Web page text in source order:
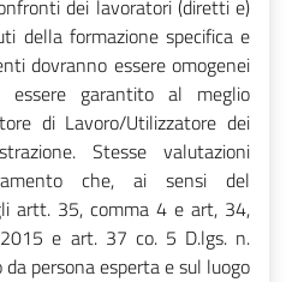
dei lavoratori (diretti e)
della formazione specifica e
dovranno essere omogenei
garantito al meglio
di Lavoro/Utilizzatore dei
Stesse valutazioni
che, ai sensi del
artt. 35, comma 4 e art, 34,
e art. 37 co. 5 D.lgs. n.
persona esperta e sul luogo